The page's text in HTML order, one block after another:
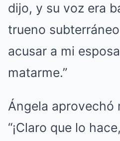
dijo, y su voz era
trueno
acusar a mi
matarme.”
Ángela aprovechó
“¡Claro que lo